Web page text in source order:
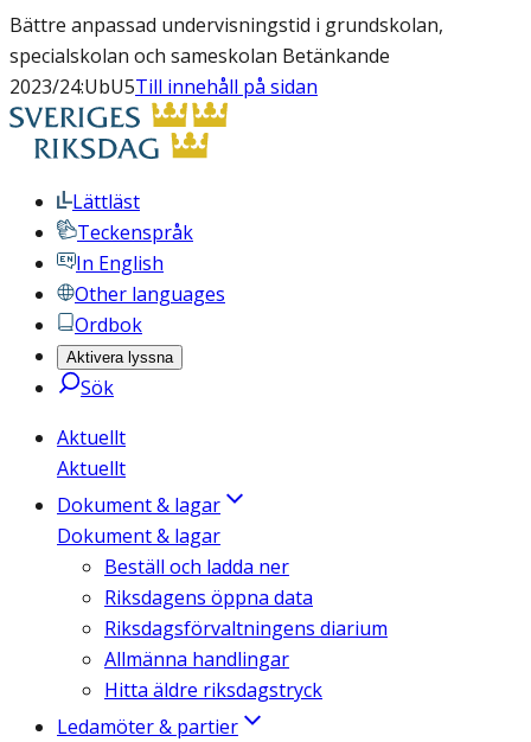
Bättre anpassad undervisningstid i grundskolan,
specialskolan och sameskolan Betänkande
2023/24:UbU5Till innehåll på sidan
Lättläst
Teckenspråk
In English
Other languages
Ordbok
Aktivera lyssna
Sök
Aktuellt
Aktuellt
Dokument & lagar
Dokument & lagar
Beställ och ladda ner
Riksdagens öppna data
Riksdagsförvaltningens diarium
Allmänna handlingar
Hitta äldre riksdagstryck
Ledamöter & partier